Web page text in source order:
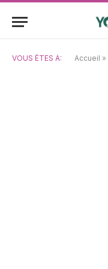
VOUS ÊTES À: Accueil »